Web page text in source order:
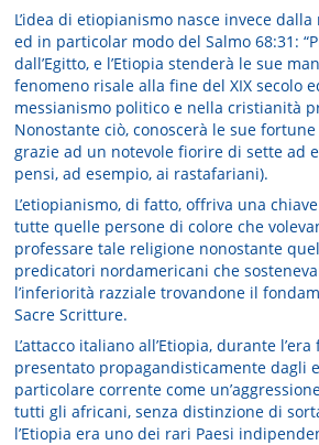
L’idea di etiopianismo nasce invece
ed in particolar modo del Salmo 68:31:
dall’Egitto, e l’Etiopia stenderà le sue
fenomeno risale alla fine del XIX secolo
messianismo politico e nella cristianità
Nonostante ciò, conoscerà le sue fortune
grazie ad un notevole fiorire di sette ad
pensi, ad esempio, ai rastafariani).
L’etiopianismo, di fatto, offriva una
tutte quelle persone di colore che
professare tale religione nonostante
predicatori nordamericani che
l’inferiorità razziale trovandone il
Sacre Scritture.
L’attacco italiano all’Etiopia, durante
presentato propagandisticamente dagli
particolare corrente come
tutti gli africani, senza distinzione di
l’Etiopia era uno dei rari Paesi